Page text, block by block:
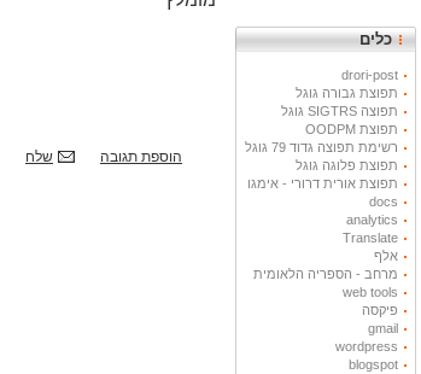
כלים
drori-post
תפוצת גבורה גוגל
תפוצה SIGTRS גוגל
תפוצת OODPM
רשימת תפוצה גדוד 79 גוגל
תפוצת פלוגה גוגל
תפוצת אורית דרורי - אימגו
docs
analytics
Translate
אלף
מרחב - הספריה הלאומית
web tools
פיקסה
gmail
wordpress
blogspot
הוספת תגובה שלח